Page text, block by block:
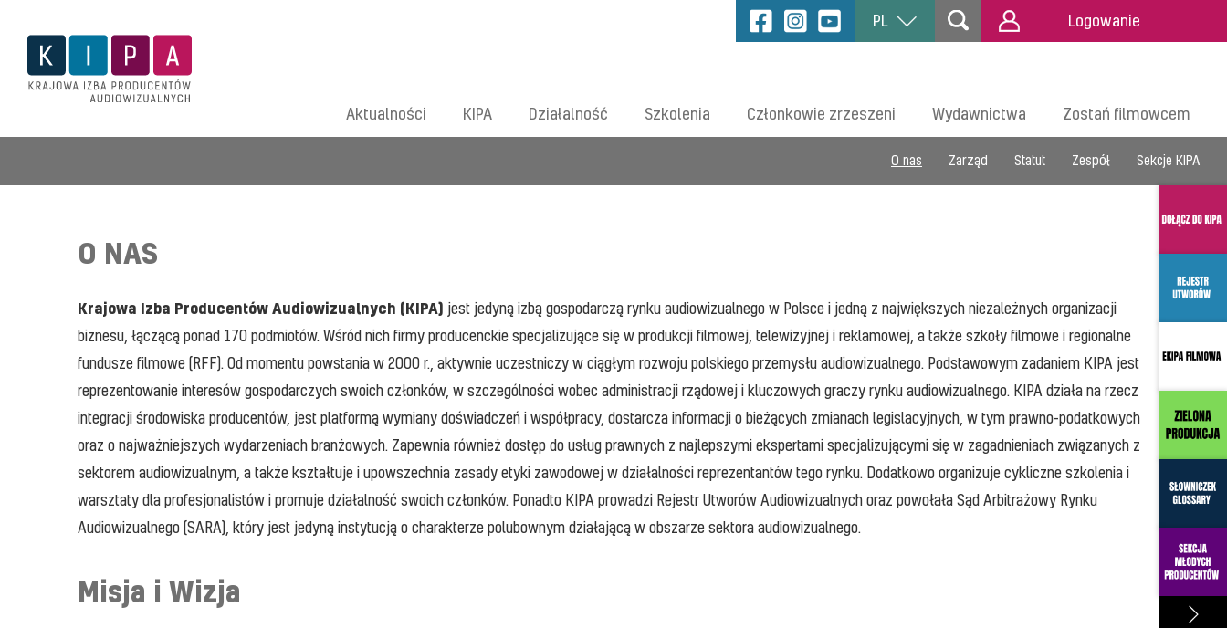
O nas
Zarząd
Regulacje i Inicjatywy
Projekty
Aktualności KIPA
Jak dołączyć
Sekcje KIPA
Działalność
Zakończone
Projekty
Szkolenia Członkowie zrzeszeni Wydawnictwa Zostań filmowcem
PL Logowanie
O nas Zarząd Statut Zespół Sekcje KIPA
O NAS
Krajowa Izba Producentów Audiowizualnych (KIPA) jest jedyną izbą gospodarczą rynku audiowizualnego w Polsce i jedną z największych niezależnych organizacji
biznesu, łączącą ponad 170 podmiotów. Wśród nich firmy producenckie specjalizujące się w produkcji filmowej, telewizyjnej i reklamowej, a także szkoły filmowe i regionalne
fundusze filmowe (RFF). Od momentu powstania w 2000 r., aktywnie uczestniczy w ciągłym rozwoju polskiego przemysłu audiowizualnego. Podstawowym zadaniem KIPA jest
reprezentowanie interesów gospodarczych swoich członków, w szczególności wobec administracji rządowej i kluczowych graczy rynku audiowizualnego. KIPA działa na rzecz
integracji środowiska producentów, jest platformą wymiany doświadczeń i współpracy, dostarcza informacji o bieżących zmianach legislacyjnych, w tym prawno-podatkowych
oraz o najważniejszych wydarzeniach branżowych. Zapewnia również dostęp do usług prawnych z najlepszymi ekspertami specjalizującymi się w zagadnieniach związanych z
sektorem audiowizualnym, a także kształtuje i upowszechnia zasady etyki zawodowej w działalności reprezentantów tego rynku. Dodatkowo organizuje cykliczne szkolenia i
warsztaty dla profesjonalistów i promuje działalność swoich członków. Ponadto KIPA prowadzi Rejestr Utworów Audiowizualnych oraz powołała Sąd Arbitrażowy Rynku
Audiowizualnego (SARA), który jest jedyną instytucją o charakterze polubownym działającą w obszarze sektora audiowizualnego.
Misja i Wizja